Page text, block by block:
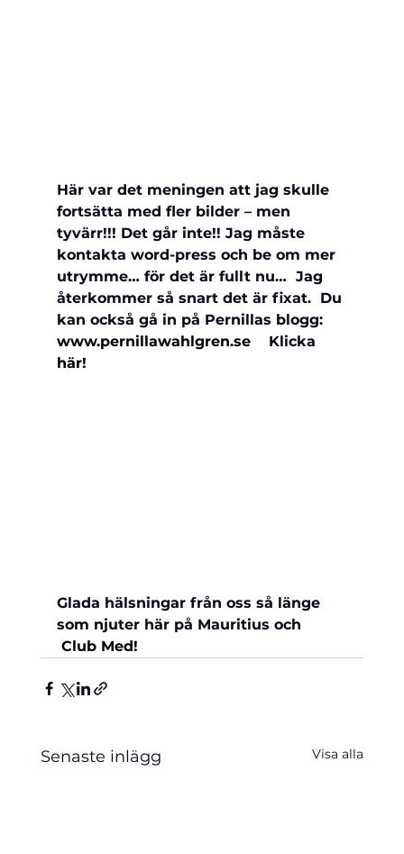
Här var det meningen att jag skulle
fortsätta med fler bilder – men
tyvärr!!! Det går inte!! Jag måste
kontakta word-press och be om mer
utrymme… för det är fullt nu…  Jag
återkommer så snart det är fixat.  Du
kan också gå in på Pernillas blogg:
www.pernillawahlgren.se Klicka
här!
Glada hälsningar från oss så länge
som njuter här på Mauritius och
Club Med!
Senaste inlägg Visa alla